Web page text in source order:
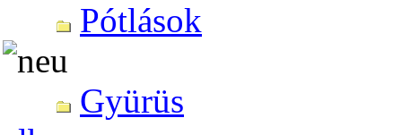
Pótlások
Gyürüs